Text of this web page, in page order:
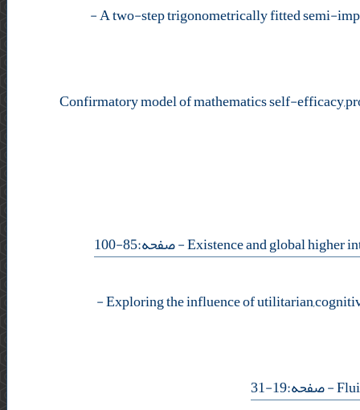
-
Confirmatory model of mathematics self-
- صفحه:85-100
-
- صفحه:19-31